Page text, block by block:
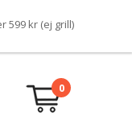
599 kr (ej grill)
0